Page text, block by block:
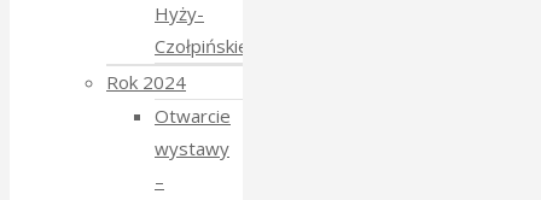
Hyży-
Czołpińskiej
Rok 2024
Otwarcie
wystawy
–